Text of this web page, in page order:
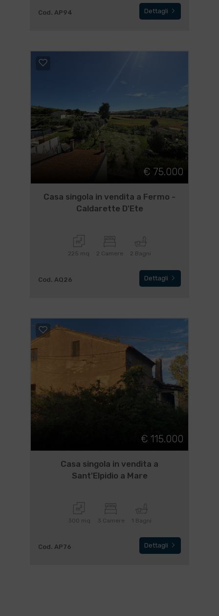
Cod. AP94 Dettagli
€ 75.000
Casa singola in vendita a Fermo -
Caldarette D'Ete
225 mq 2 Camere 2 Bagni
Cod. AQ26 Dettagli
€ 115.000
Casa singola in vendita a
Sant'Elpidio a Mare
300 mq 3 Camere 1 Bagni
Cod. AP76 Dettagli